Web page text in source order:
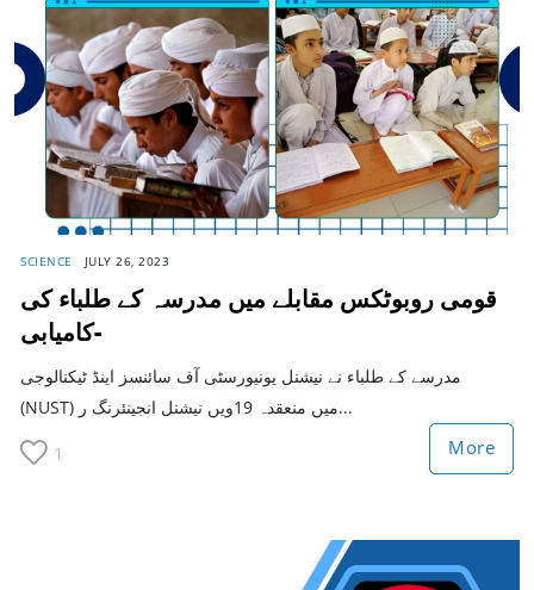
SCIENCE JULY 26, 2023
قومی روبوٹکس مقابلے میں مدرسہ کے طلباء کی
کامیابی-
مدرسے کے طلباء نے نیشنل یونیورسٹی آف سائنسز اینڈ ٹیکنالوجی
(NUST) میں منعقدہ 19ویں نیشنل انجینئرنگ ر...
1 More